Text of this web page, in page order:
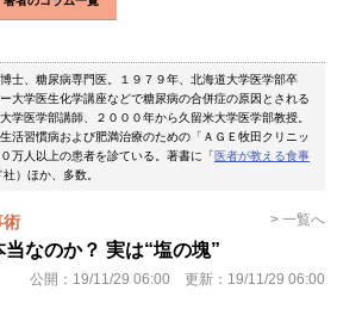
士、糖尿病専門医。１９７９年、北海道大学医学部卒
大学医生化学講座などで糖尿病の合併症の原因とされる
学医学部講師、２０００年から久留米大学医学部教授。
活習慣病および肥満治療のための「ＡＧＥ牧田クリニッ
万人以上の患者を診ている。著書に「医者が教える食事
）ほか、多数。
術 > 一覧へ
当なのか？ 実は“塩の塊”
公開： 19/11/29 06:00 更新： 19/11/29 06:00